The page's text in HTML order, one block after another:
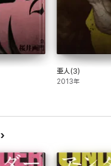
亜人(3)
2013年